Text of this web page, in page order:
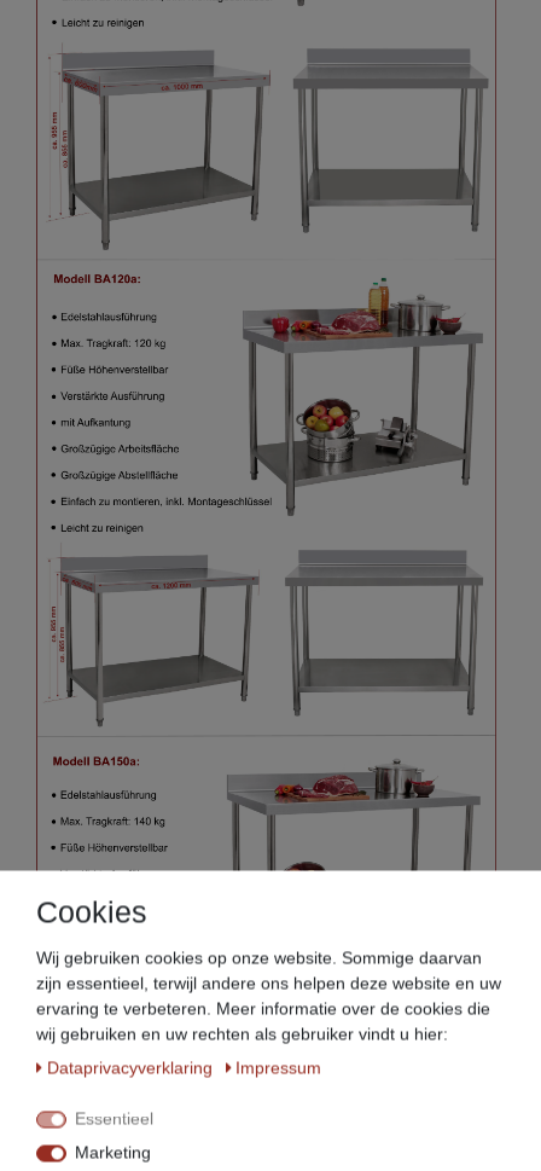
Cookies
Wij gebruiken cookies op onze website. Sommige daarvan
zijn essentieel, terwijl andere ons helpen deze website en uw
ervaring te verbeteren. Meer informatie over de cookies die
wij gebruiken en uw rechten als gebruiker vindt u hier:
Data­privacy­verklaring
Impressum
Essentieel
Marketing